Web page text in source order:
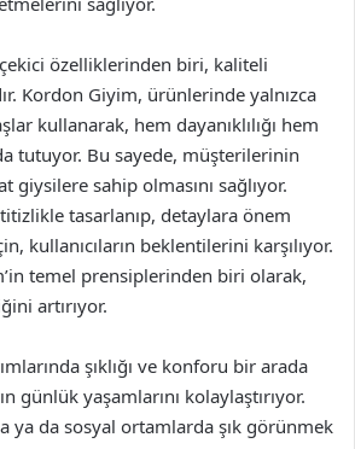
özelliklerinden biri, kaliteli
Kordon Giyim, ürünlerinde yalnızca
kullanarak, hem dayanıklılığı hem
tutuyor. Bu sayede, müşterilerinin
giysilere sahip olmasını sağlıyor.
tasarlanıp, detaylara önem
kullanıcıların beklentilerini karşılıyor.
temel prensiplerinden biri olarak,
artırıyor.
şıklığı ve konforu bir arada
günlük yaşamlarını kolaylaştırıyor.
ya da sosyal ortamlarda şık görünmek